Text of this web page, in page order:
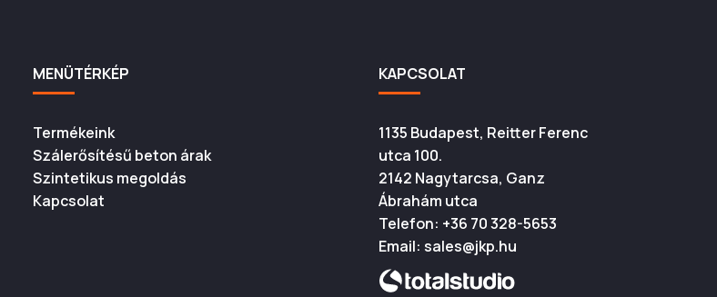
MENÜTÉRKÉP
Termékeink
Szálerősítésű beton árak
Szintetikus megoldás
Kapcsolat
KAPCSOLAT
1135 Budapest, Reitter Ferenc
utca 100.
2142 Nagytarcsa, Ganz
Ábrahám utca
Telefon: +36 70 328-5653
Email: sales@jkp.hu